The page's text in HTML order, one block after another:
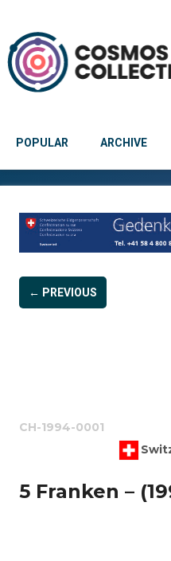
POPULAR ARCHIVE
← PREVIOUS
CH-1994-0001
5 Franken –